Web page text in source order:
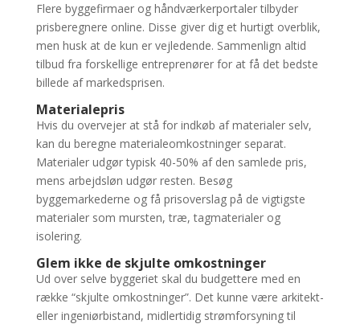
Flere byggefirmaer og håndværkerportaler tilbyder
prisberegnere online. Disse giver dig et hurtigt overblik,
men husk at de kun er vejledende. Sammenlign altid
tilbud fra forskellige entreprenører for at få det bedste
billede af markedsprisen.
Materialepris
Hvis du overvejer at stå for indkøb af materialer selv,
kan du beregne materialeomkostninger separat.
Materialer udgør typisk 40-50% af den samlede pris,
mens arbejdsløn udgør resten. Besøg
byggemarkederne og få prisoverslag på de vigtigste
materialer som mursten, træ, tagmaterialer og
isolering.
Glem ikke de skjulte omkostninger
Ud over selve byggeriet skal du budgettere med en
række “skjulte omkostninger”. Det kunne være arkitekt-
eller ingeniørbistand, midlertidig strømforsyning til